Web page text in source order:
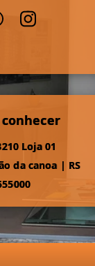
Loja 01
da canoa | RS